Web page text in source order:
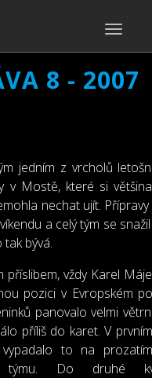
TOGGLE
8 - 2007
jedním z vrcholů
v Mostě, které si
nechat ujít. Přípravy
a celý tým se
bývá.
vždy Karel
pozici v Evropském
panovalo velmi
příliš do karet. V
to na prozatím
týmu. Do druhé